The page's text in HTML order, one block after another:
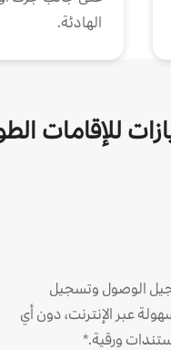
الهادئة.
للإقامات
الوصول وتسجيل
عبر الإنترنت، دون أي
ورقية.*